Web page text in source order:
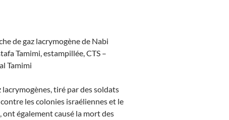
de gaz lacrymogène de Nabi
Tamimi, estampillée, CTS –
Tamimi
lacrymogènes, tiré par des soldats
les colonies israéliennes et le
également causé la mort des